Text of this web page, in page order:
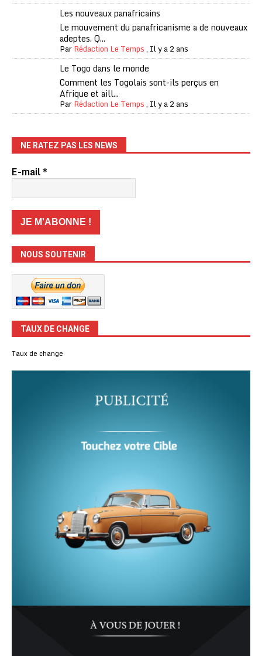
Les nouveaux panafricains
Le mouvement du panafricanisme a de nouveaux
adeptes. Q...
ParRédaction Le Temps, Il y a 2 ans
Le Togo dans le monde
Comment les Togolais sont-ils perçus en
Afrique et aill...
ParRédaction Le Temps, Il y a 2 ans
NE RATEZ PAS LES NEWS
E-mail*
NOUS SOUTENIR
TAUX DE CHANGE
Taux de change